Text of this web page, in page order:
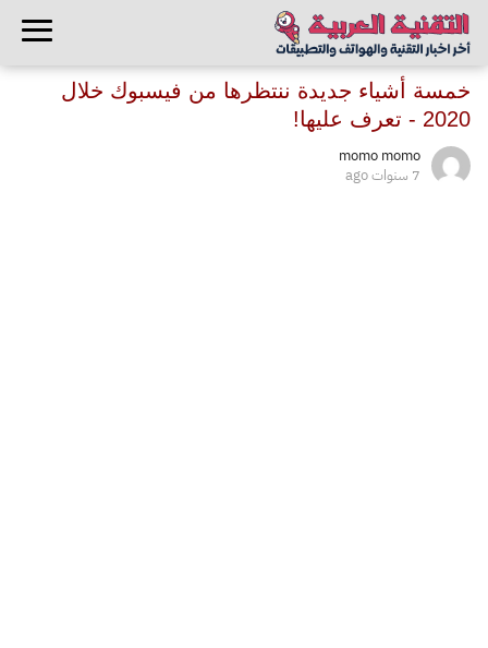
خمسة أشياء جديدة ننتظرها من فيسبوك خلال
2020 - تعرف عليها!
momo momo
7 سنوات ago